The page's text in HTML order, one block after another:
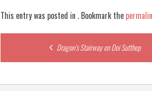
This entry was posted in . Bookmark the
navigation
Dragon’s Stairway en Doi Sutthep